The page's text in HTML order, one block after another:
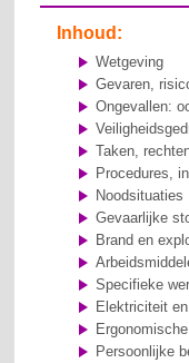
Inhoud:
Wetgeving
Gevaren,
Ongevallen:
Taken,
Procedures,
Noodsituaties
Gevaarlijke
Brand en
Specifieke
Elektriciteit
Persoonlijke